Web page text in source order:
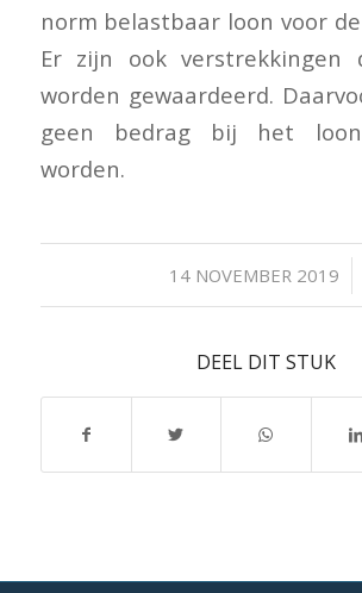
norm belastbaar loon voor
Er zijn ook
worden gewaardeerd.
geen bedrag bij het
worden.
14 NOVEMBER 2019
/
DEEL DIT STUK